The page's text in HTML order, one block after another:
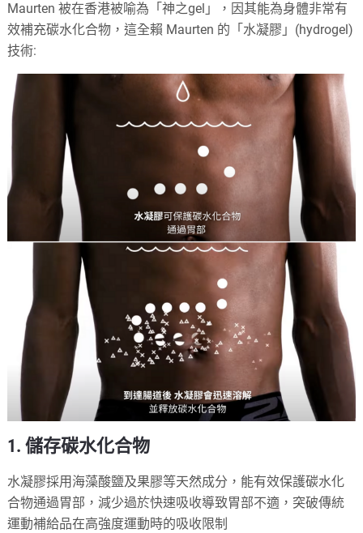
Maurten 被在香港被喻為「神之gel」，因其能為身體非常有
效補充碳水化合物，這全賴 Maurten 的「水凝膠」(hydrogel)
技術:
1. 儲存碳水化合物
水凝膠採用海藻酸鹽及果膠等天然成分，能有效保護碳水化
合物通過胃部，減少過於快速吸收導致胃部不適，突破傳統
運動補給品在高強度運動時的吸收限制